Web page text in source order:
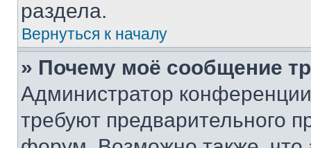
раздела.
Вернуться к началу
» Почему моё сообщение
Администратор
требуют предварительного